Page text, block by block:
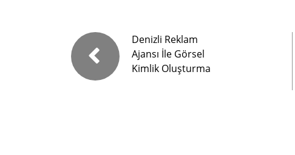
Denizli Reklam
Ajansı İle Görsel
Kimlik Oluşturma